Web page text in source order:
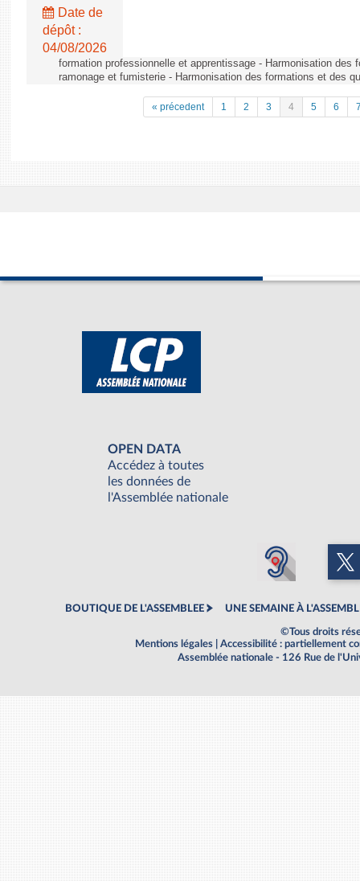
Date de
dépôt :
04/08/2026
formation professionnelle et apprentissage - Harmonisation des
ramonage et fumisterie - Harmonisation des formations et des
« précedent 1 2 3 4 5 6
OPEN DATA
Accédez à toutes
les données de
l'Assemblée nationale
BOUTIQUE DE L'ASSEMBLEE UNE SEMAINE À
©Tous droits
Mentions légales
Accessibilité : partiellement
Assemblée nationale - 126 Rue de